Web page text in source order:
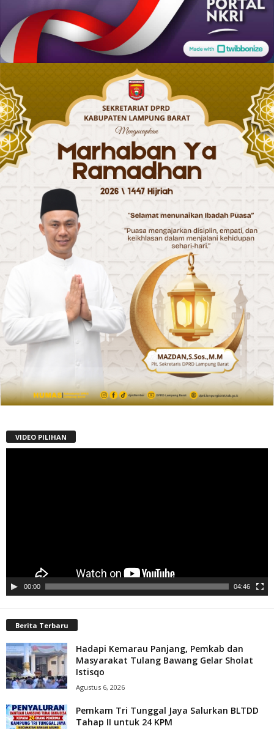
VIDEO PILIHAN
00:00 04:46
Berita Terbaru
Hadapi Kemarau Panjang, Pemkab dan
Masyarakat Tulang Bawang Gelar Sholat
Istisqo
Agustus 6, 2026
Pemkam Tri Tunggal Jaya Salurkan BLTDD
Tahap II untuk 24 KPM